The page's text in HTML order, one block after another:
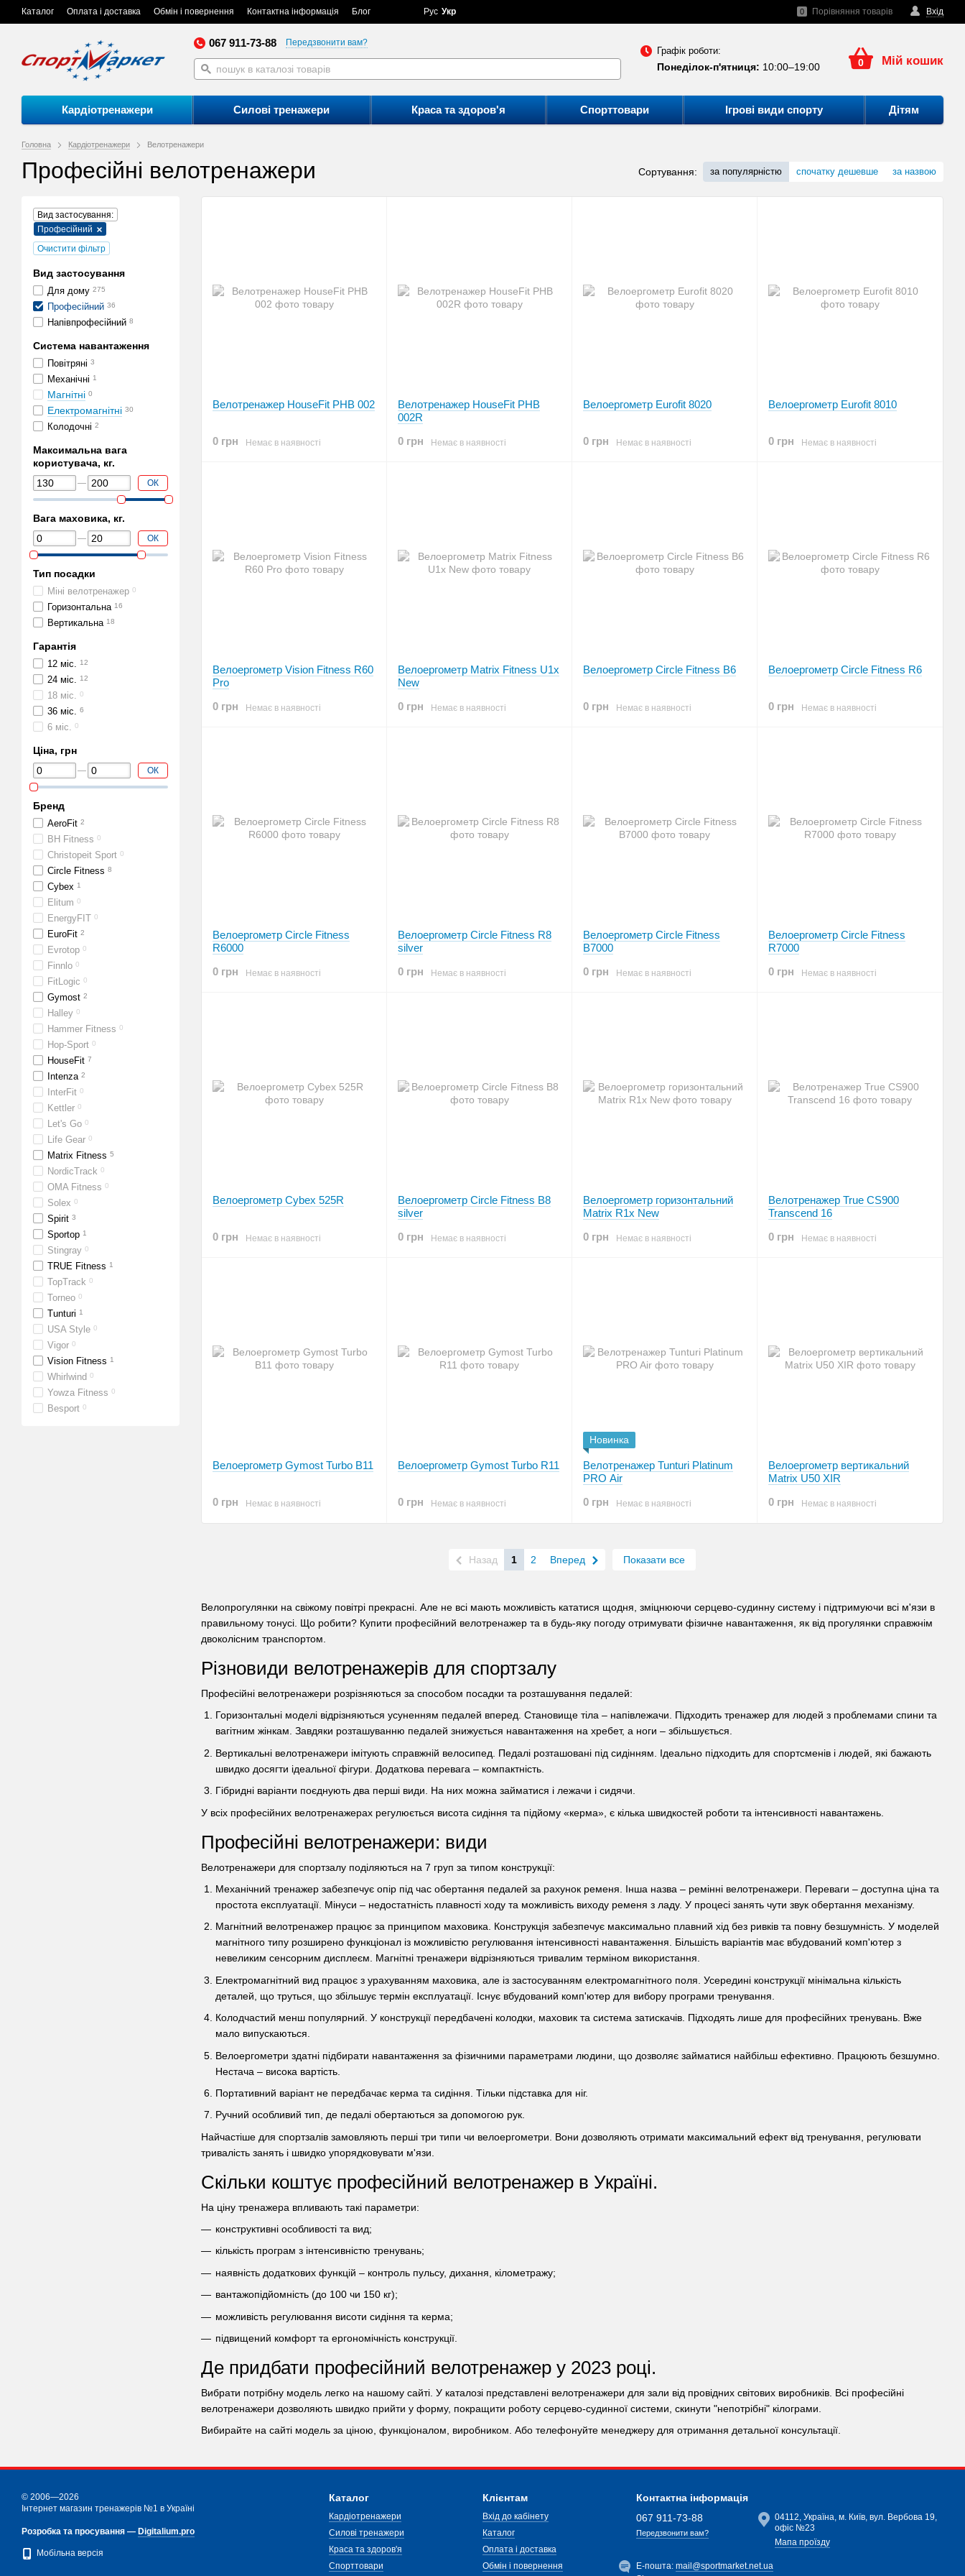
Каталог Оплата і доставка Обмін і повернення Контактна інформація Блог Вхід
0 Порівняння товарів
Рус Укр
067 911-73-88 Передзвонити вам?
Графік роботи:
Понеділок-п'ятниця: 10:00–19:00 0 Мій кошик
Кардіотренажери Силові тренажери Краса та здоров'я Спорттовари Ігрові види спорту Дітям
Головна Кардіотренажери Велотренажери
Професійні велотренажери Сортування: за популярністю спочатку дешевше за назвою
Велопрогулянки на свіжому повітрі прекрасні. Але не всі мають можливість кататися щодня, зміцнюючи серцево-судинну систему і підтримуючи всі м'язи в
правильному тонусі. Що робити? Купити професійний велотренажер та в будь-яку погоду отримувати фізичне навантаження, як від прогулянки справжнім
двоколісним транспортом.
Різновиди велотренажерів для спортзалу
Професійні велотренажери розрізняються за способом посадки та розташування педалей:
Горизонтальні моделі відрізняються усуненням педалей вперед. Становище тіла – напівлежачи. Підходить тренажер для людей з проблемами спини та
вагітним жінкам. Завдяки розташуванню педалей знижується навантаження на хребет, а ноги – збільшується.
Вертикальні велотренажери імітують справжній велосипед. Педалі розташовані під сидінням. Ідеально підходить для спортсменів і людей, які бажають
швидко досягти ідеальної фігури. Додаткова перевага – компактність.
Гібридні варіанти поєднують два перші види. На них можна займатися і лежачи і сидячи.
У всіх професійних велотренажерах регулюється висота сидіння та підйому «керма», є кілька швидкостей роботи та інтенсивності навантажень.
Професійні велотренажери: види
Велотренажери для спортзалу поділяються на 7 груп за типом конструкції:
Механічний тренажер забезпечує опір під час обертання педалей за рахунок ременя. Інша назва – ремінні велотренажери. Переваги – доступна ціна та
простота експлуатації. Мінуси – недостатність плавності ходу та можливість виходу ременя з ладу. У процесі занять чути звук обертання механізму.
Магнітний велотренажер працює за принципом маховика. Конструкція забезпечує максимально плавний хід без ривків та повну безшумність. У моделей
магнітного типу розширено функціонал із можливістю регулювання інтенсивності навантаження. Більшість варіантів має вбудований комп'ютер з
невеликим сенсорним дисплеєм. Магнітні тренажери відрізняються тривалим терміном використання.
Електромагнітний вид працює з урахуванням маховика, але із застосуванням електромагнітного поля. Усередині конструкції мінімальна кількість
деталей, що труться, що збільшує термін експлуатації. Існує вбудований комп'ютер для вибору програми тренування.
Колодчастий менш популярний. У конструкції передбачені колодки, маховик та система затискачів. Підходять лише для професійних тренувань. Вже
мало випускаються.
Велоергометри здатні підбирати навантаження за фізичними параметрами людини, що дозволяє займатися найбільш ефективно. Працюють безшумно.
Нестача – висока вартість.
Портативний варіант не передбачає керма та сидіння. Тільки підставка для ніг.
Ручний особливий тип, де педалі обертаються за допомогою рук.
Найчастіше для спортзалів замовляють перші три типи чи велоергометри. Вони дозволяють отримати максимальний ефект від тренування, регулювати
тривалість занять і швидко упорядковувати м'язи.
Скільки коштує професійний велотренажер в Україні.
На ціну тренажера впливають такі параметри:
конструктивні особливості та вид;
кількість програм з інтенсивністю тренувань;
наявність додаткових функцій – контроль пульсу, дихання, кілометражу;
вантажопідйомність (до 100 чи 150 кг);
можливість регулювання висоти сидіння та керма;
підвищений комфорт та ергономічність конструкції.
Де придбати професійний велотренажер у 2023 році.
Вибрати потрібну модель легко на нашому сайті. У каталозі представлені велотренажери для зали від провідних світових виробників. Всі професійні
велотренажери дозволяють швидко прийти у форму, покращити роботу серцево-судинної системи, скинути "непотрібні" кілограми.
Вибирайте на сайті модель за ціною, функціоналом, виробником. Або телефонуйте менеджеру для отримання детальної консультації.
Велотренажер HouseFit PHB 002
0 грн Немає в наявності
Велотренажер HouseFit PHB
002R
0 грн
Немає в наявності
Велоергометр Eurofit 8020
0 грн Немає в наявності
Велоергометр Eurofit 8010
0 грн Немає в наявності
Велоергометр Vision Fitness R60
Pro
0 грн
Немає в наявності
Велоергометр Matrix Fitness U1x
New
0 грн
Немає в наявності
Велоергометр Circle Fitness B6
0 грн Немає в наявності
Велоергометр Circle Fitness R6
0 грн Немає в наявності
Велоергометр Circle Fitness
R6000
0 грн
Немає в наявності
Велоергометр Circle Fitness R8
silver
0 грн
Немає в наявності
Велоергометр Circle Fitness
В7000
0 грн
Немає в наявності
Велоергометр Circle Fitness
R7000
0 грн
Немає в наявності
Велоергометр Cybex 525R
0 грн Немає в наявності
Велоергометр Circle Fitness B8
silver
0 грн
Немає в наявності
Велоергометр горизонтальний
Matrix R1x New
0 грн
Немає в наявності
Велотренажер True CS900
Transcend 16
0 грн
Немає в наявності
Велоергометр Gymost Turbo B11
0 грн Немає в наявності
Велоергометр Gymost Turbo R11
0 грн Немає в наявності
Новинка
Велотренажер Tunturi Platinum
PRO Air
0 грн
Немає в наявності
Велоергометр вертикальний
Matrix U50 XIR
0 грн
Немає в наявності
Назад 1 2 Вперед Показати все
Вид застосування:
Професійний
Очистити фільтр
Вид застосування
Для дому 275
Професійний 36
Напівпрофесійний 8
Система навантаження
Повітряні 3
Механічні 1
Магнітні 0
Електромагнітні 30
Колодочні 2
Максимальна вага
користувача, кг.
ОК
Вага маховика, кг.
ОК
Тип посадки
Міні велотренажер 0
Горизонтальна 16
Вертикальна 18
Гарантія
12 міс. 12
24 міс. 12
18 міс. 0
36 міс. 6
6 міс. 0
Ціна, грн
ОК
Бренд
AeroFit 2
BH Fitness 0
Christopeit Sport 0
Circle Fitness 8
Cybex 1
Elitum 0
EnergyFIT 0
EuroFit 2
Evrotop 0
Finnlo 0
FitLogic 0
Gymost 2
Halley 0
Hammer Fitness 0
Hop-Sport 0
HouseFit 7
Intenza 2
InterFit 0
Kettler 0
Let's Go 0
Life Gear 0
Matrix Fitness 5
NordicTrack 0
OMA Fitness 0
Solex 0
Spirit 3
Sportop 1
Stingray 0
TRUE Fitness 1
TopTrack 0
Torneo 0
Tunturi 1
USA Style 0
Vigor 0
Vision Fitness 1
Whirlwind 0
Yowza Fitness 0
Besport 0
© 2006—2026
Інтернет магазин тренажерів №1 в Україні
Розробка та просування — Digitalium.pro
Мобільна версія
Каталог
Кардіотренажери
Силові тренажери
Краса та здоров'я
Спорттовари
Клієнтам
Вхід до кабінету
Каталог
Оплата і доставка
Обмін і повернення
Контактна інформація
067 911-73-88
Передзвонити вам?
04112, Україна, м. Київ, вул. Вербова 19,
офіс №23
Мапа проїзду
Е-пошта:mail@sportmarket.net.ua